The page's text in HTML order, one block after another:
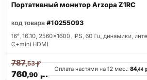
Портативный монитор Arzopa Z1RC
код товара #10255093
16", 16:10, 2560x1600, IPS, 60 Гц, динамики,
C+mini HDMI
760,90р.
787,53р.
Оплата частями на 12 мес.:84,44